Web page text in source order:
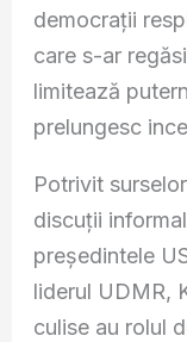
democrații
care s-ar
limitează
prelungesc
Potrivit
discuții
președintele
liderul UDMR,
culise au rolul